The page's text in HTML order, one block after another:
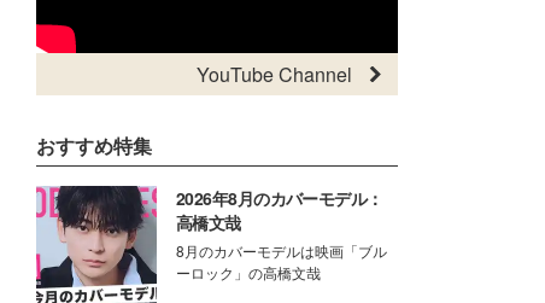
YouTube Channel
おすすめ特集
2026年8月のカバーモデル：
高橋文哉
8月のカバーモデルは映画「ブル
ーロック」の高橋文哉